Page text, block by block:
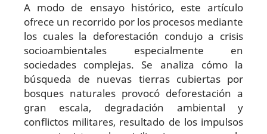
A modo de ensayo histórico, este artículo
ofrece un recorrido por los procesos mediante
los cuales la deforestación condujo a crisis
socioambientales especialmente en
sociedades complejas. Se analiza cómo la
búsqueda de nuevas tierras cubiertas por
bosques naturales provocó defores­tación a
gran escala, degradación ambiental y
conflictos militares, resultado de los impulsos